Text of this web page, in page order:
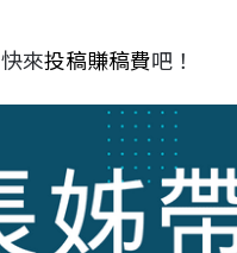
來投稿賺稿費吧！